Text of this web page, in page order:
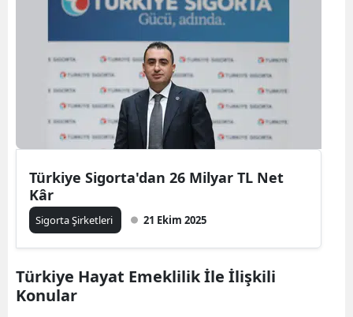
Kırklareli
Kırşehir
Kocaeli
Konya
Kütahya
Malatya
Kahramanmaraş
Mardin
Türkiye Sigorta'dan 26 Milyar TL Net
Kâr
Sigorta Şirketleri 21 Ekim 2025
Türkiye Hayat Emeklilik İle İlişkili
Konular